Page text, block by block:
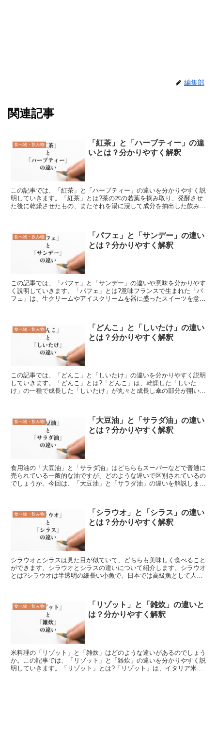
編集部
関連記事
食べ物・飲み物
「紅茶」と「ハーブティー」の違
いとは？分かりやすく解釈
この記事では、「紅茶」と「ハーブティー」の違いを分かりやすく説
明していきます。「紅茶」とは?茶の木の若葉を摘み取り、発酵させ
た後に乾燥させたもの、またそれを湯に浸して成分を抽出した飲み物
食べ物・飲み物
「パフェ」と「サンデー」の違い
とは？分かりやすく解釈
この記事では、「パフェ」と「サンデー」の違いや意味を分かりやす
く説明していきます。「パフェ」とは?意味フランスで生まれた「パ
フェ」は、生クリームやアイスクリームを器に盛ったスイーツを意味
食べ物・飲み物
「どんこ」と「しいたけ」の違い
とは？分かりやすく解釈
この記事では、「どんこ」と「しいたけ」の違いを分かりやすく説明
していきます。「どんこ」とは?「どんこ」は、乾燥した「しいた
け」の一種で成長した「しいたけ」が丸々と成長し傘の部分が開いて
食べ物・飲み物
「大豆油」と「サラダ油」の違い
とは？分かりやすく解釈
食用油の「大豆油」と「サラダ油」はどちらもスーパーなどで普通に
売られている一般的な油ですが、どのような違いで区別されているの
でしょうか。今回は、「大豆油」と「サラダ油」の違いを解説しま
食べ物・飲み物
「シラウオ」と「シラス」の違い
とは？分かりやすく解釈
シラウオとシラスは見た目が似ていて、どちらも美味しく食べること
ができます。シラウオとシラスの違いについて紹介します。シラウオ
とは?シラウオは半透明の細長い小魚で、日本では高級魚として人気
食べ物・飲み物
「リゾット」と「雑炊」の違いと
は？分かりやすく解釈
米料理の「リゾット」と「雑炊」はどのような違いがあるのでしょう
か。この記事では、「リゾット」と「雑炊」の違いを分かりやすく説
明していきます。「リゾット」とは?「リゾット」は、イタリア米と